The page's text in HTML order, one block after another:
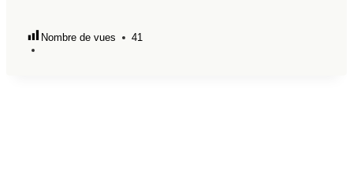
Nombre de vues 41